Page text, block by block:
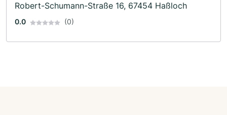
Robert-Schumann-Straße 16, 67454 Haßloch
0.0 (0)